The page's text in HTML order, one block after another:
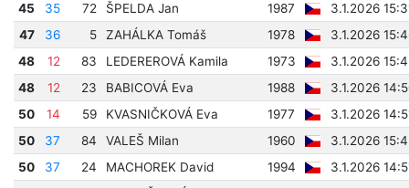
45
35 72 ŠPELDA Jan 1987
3.1.2026
47
36 5 ZAHÁLKA Tomáš 1978
3.1.2026
48
12 83 LEDEREROVÁ Kamila 1973
3.1.2026
48
12 23 BABICOVÁ Eva 1988
3.1.2026
50
14 59 KVASNIČKOVÁ Eva 1977
3.1.2026
50
37 84 VALEŠ Milan 1960
3.1.2026
50
37 24 MACHOREK David 1994
3.1.2026